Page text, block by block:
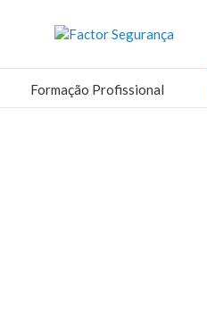
Formação Profissional